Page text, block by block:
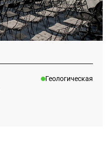
Геологическая